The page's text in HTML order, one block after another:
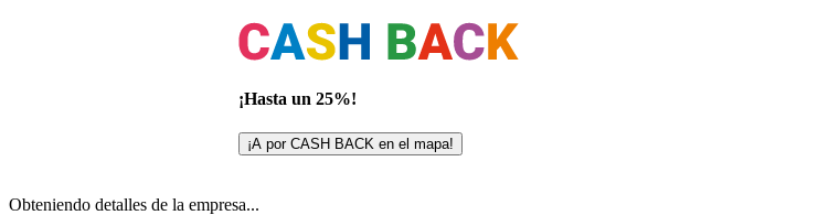
¡Hasta un 25%!
¡A por CASH BACK en el mapa!
Obteniendo detalles de la empresa...